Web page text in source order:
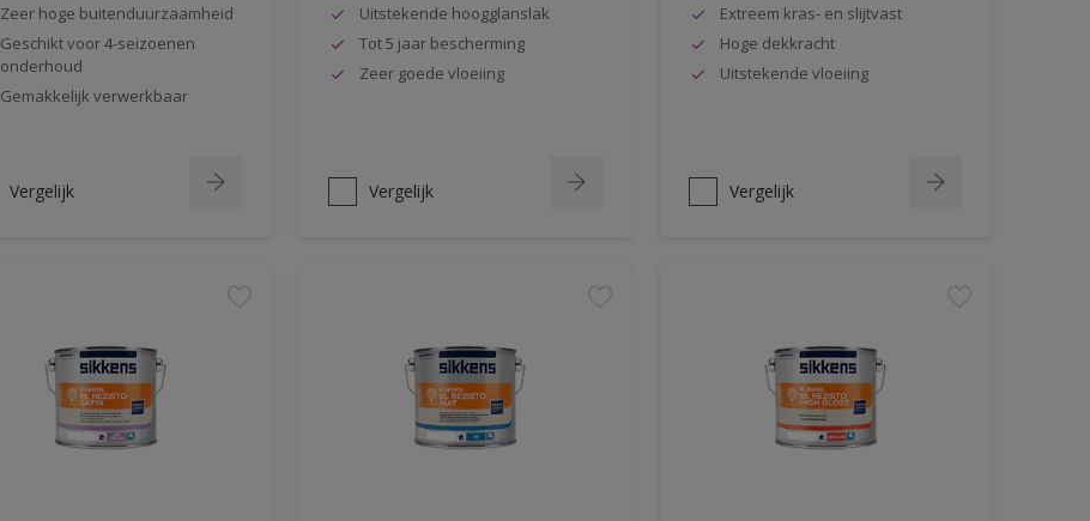
Zeer hoge buitenduurzaamheid
Geschikt voor 4-seizoenen
onderhoud
Gemakkelijk verwerkbaar
Vergelijk
Uitstekende hoogglanslak
Tot 5 jaar bescherming
Zeer goede vloeiing
Vergelijk
Extreem kras- en slijtvast
Hoge dekkracht
Uitstekende vloeiing
Vergelijk